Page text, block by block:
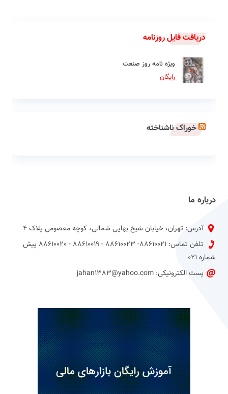
دریافت فایل روزنامه
ویژه نامه روز صنعت
رایگان
خوراک ناشناخته
درباره ما
آدرس: تهران، خیابان شیخ بهایی شمالی، کوچه معصومی پلاک 4
تلفن تماس: 88610021- 88610023 - 88610019 - 88610020 پیش
شماره 021
پست الکترونیکی: jahan1383@yahoo.com